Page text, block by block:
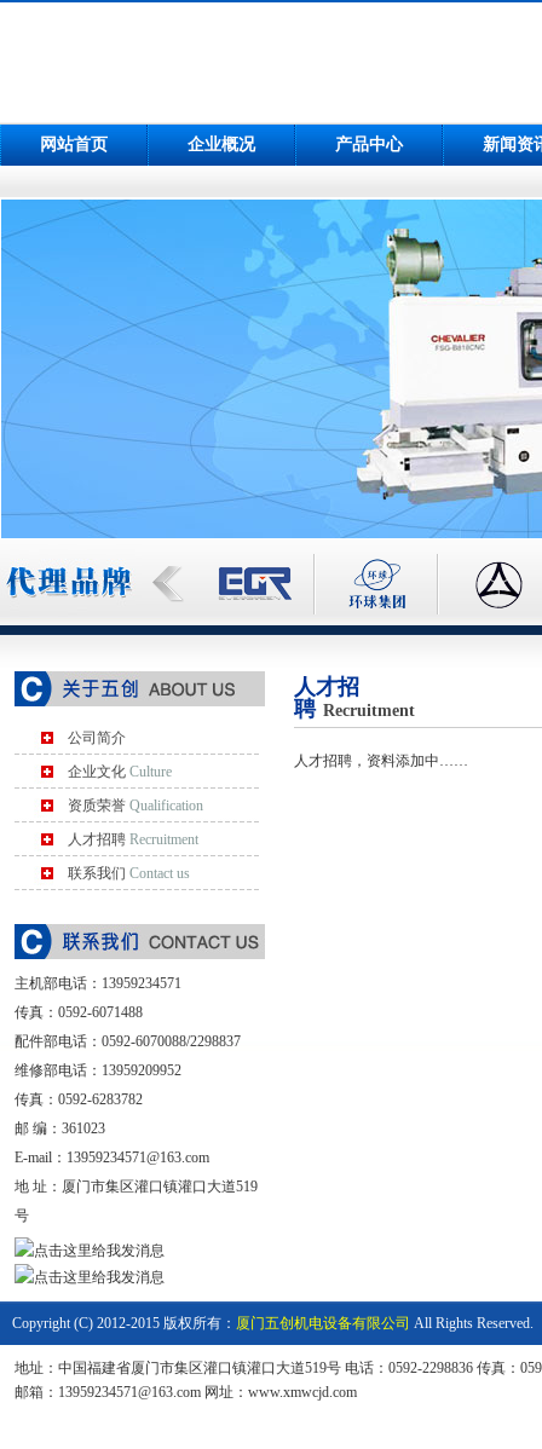
网站首页 企业概况 产品中心 新闻资
公司简介
企业文化 Culture
资质荣誉 Qualification
人才招聘 Recruitment
联系我们 Contact us
主机部电话： 13959234571
传真：0592-6071488
配件部电话：0592-6070088/2298837
维修部电话：13959209952
传真：0592-6283782
邮 编：361023
E-mail： 13959234571@163.com
地 址： 厦门市集区灌口镇灌口大道519
号
人才招
聘 Recruitment
人才招聘，资料添加中……
Copyright (C) 2012-2015 版权所有： 厦门五创机电设备有限公司 All Rights Reserved.
地址：中国福建省厦门市集区灌口镇灌口大道519号 电话：0592-2298836 传真：
邮箱：13959234571@163.com 网址：www.xmwcjd.com